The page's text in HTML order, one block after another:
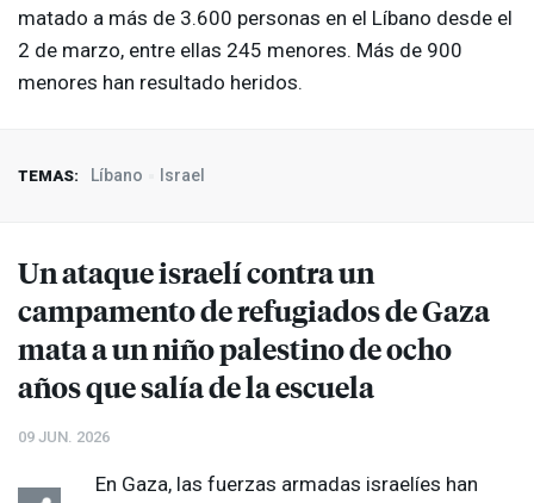
matado a más de 3.600 personas en el Líbano desde el
2 de marzo, entre ellas 245 menores. Más de 900
menores han resultado heridos.
TEMAS: Líbano Israel
Un ataque israelí contra un
campamento de refugiados de Gaza
mata a un niño palestino de ocho
años que salía de la escuela
09 JUN. 2026
En Gaza, las fuerzas armadas israelíes han